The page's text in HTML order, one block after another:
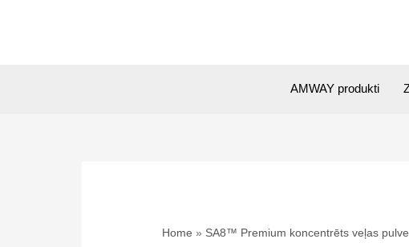
AMWAY produkti
Home SA8™ Premium koncentrēts veļas